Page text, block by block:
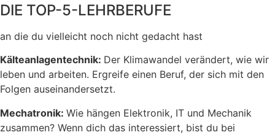
DIE TOP-5-LEHRBERUFE
an die du vielleicht noch nicht gedacht hast
Kälteanlagentechnik: Der Klimawandel verändert, wie wir
leben und arbeiten. Ergreife einen Beruf, der sich mit den
Folgen auseinandersetzt.
Mechatronik: Wie hängen Elektronik, IT und Mechanik
zusammen? Wenn dich das interessiert, bist du bei